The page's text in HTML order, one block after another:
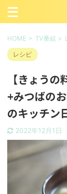
HOME > TV番組 >
レシピ
【きょう
+みつばの
のキッチン
2022年12月1日